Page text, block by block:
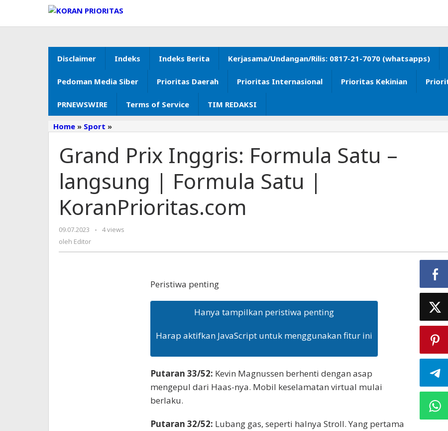
konten
Disclaimer Indeks Indeks Berita Kerjasama/Undangan/Rilis: 0817-21-7070 (whatsapps)
Pedoman Media Siber Prioritas Daerah Prioritas Internasional Prioritas Kekinian
PRNEWSWIRE Terms of Service TIM REDAKSI
Home » Sport »
Inggris:
Formula
langsung
|
Formula
Grand Prix Inggris: Formula Satu –
langsung | Formula Satu |
KoranPrioritas.com
09.07.2023
oleh
-
4 views
oleh Editor
Peristiwa penting
Hanya tampilkan peristiwa penting
Harap aktifkan JavaScript untuk menggunakan fitur ini
Putaran 33/52: Kevin Magnussen berhenti dengan asap
mengepul dari Haas-nya. Mobil keselamatan virtual mulai
berlaku.
Putaran 32/52: Lubang gas, seperti halnya Stroll. Yang pertama